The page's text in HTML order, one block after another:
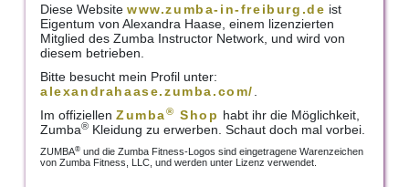
Diese Website www.zumba-in-freiburg.de ist
Eigentum von Alexandra Haase, einem lizenzierten
Mitglied des Zumba Instructor Network, und wird von
diesem betrieben.
Bitte besucht mein Profil unter:
alexandrahaase.zumba.com/
Im offiziellen Zumba® Shop habt ihr die Möglichkeit,
Zumba® Kleidung zu erwerben. Schaut doch mal vorbei.
ZUMBA® und die Zumba Fitness-Logos sind eingetragene Warenzeichen
von Zumba Fitness, LLC, und werden unter Lizenz verwendet.